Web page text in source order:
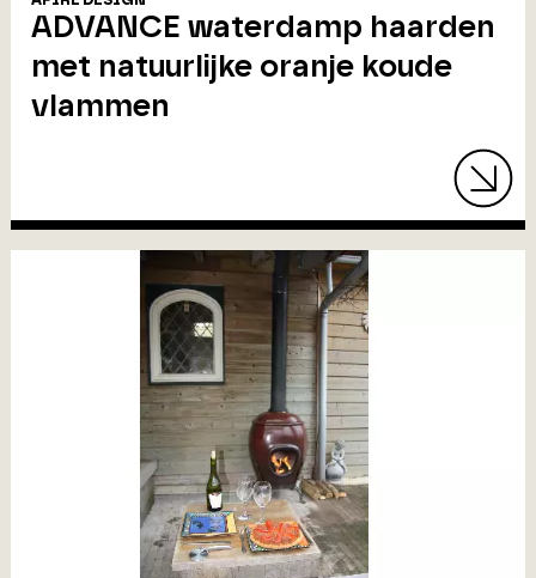
ADVANCE waterdamp haarden
met natuurlijke oranje koude
vlammen